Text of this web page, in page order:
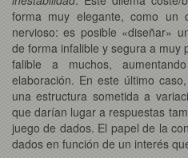
forma muy elegante, como un
nervioso: es posible «diseñar»
de forma infalible y segura a muy
falible a muchos,
elaboración. En este último
una estructura sometida a
que darían lugar a respuestas
juego de dados. El papel de la
dados en función de un interés